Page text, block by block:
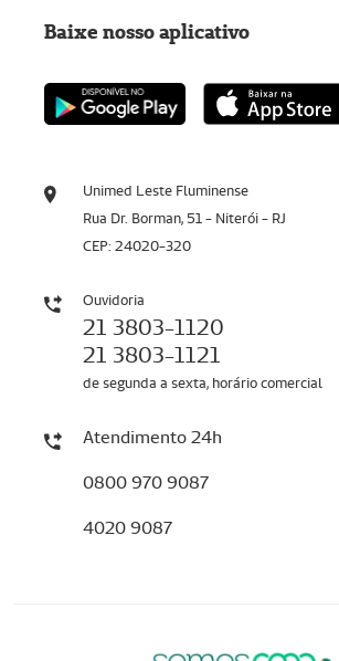
Unimed Leste Fluminense
Rua Dr. Borman, 51 - Niterói - RJ
CEP: 24020-320
Ouvidoria
21 3803-1120
21 3803-1121
de segunda a sexta, horário comercial
Atendimento 24h
0800 970 9087
4020 9087
Baixe nosso aplicativo